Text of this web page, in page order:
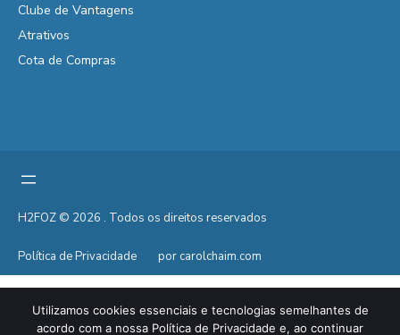
Clube de Vantagens
Atrativos
Cota de Compras
H2FOZ © 2026 . Todos os direitos reservados
Política de Privacidade por carolchaim.com
Utilizamos cookies essenciais e tecnologias semelhantes de
acordo com a nossa Política de Privacidade e, ao continuar